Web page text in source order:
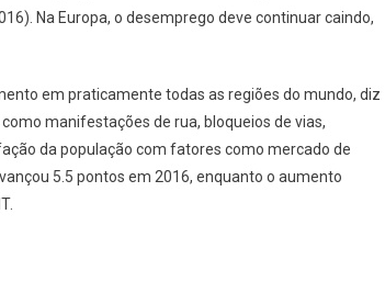
Na Europa, o desemprego deve continuar caindo,
em praticamente todas as regiões do mundo, diz
manifestações de rua, bloqueios de vias,
da população com fatores como mercado de
5.5 pontos em 2016, enquanto o aumento
.